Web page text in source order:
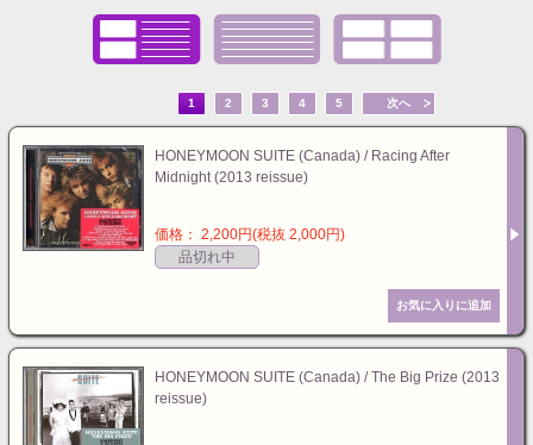
1 2 3 4 5 次へ
HONEYMOON SUITE (Canada) / Racing After
Midnight (2013 reissue)
価格： 2,200円(税抜 2,000円)
品切れ中
HONEYMOON SUITE (Canada) / The Big Prize (2013
reissue)